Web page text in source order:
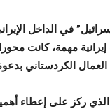
في الداخل
مهمة، كانت
الكردستاني
الذي ركز على إعطاء